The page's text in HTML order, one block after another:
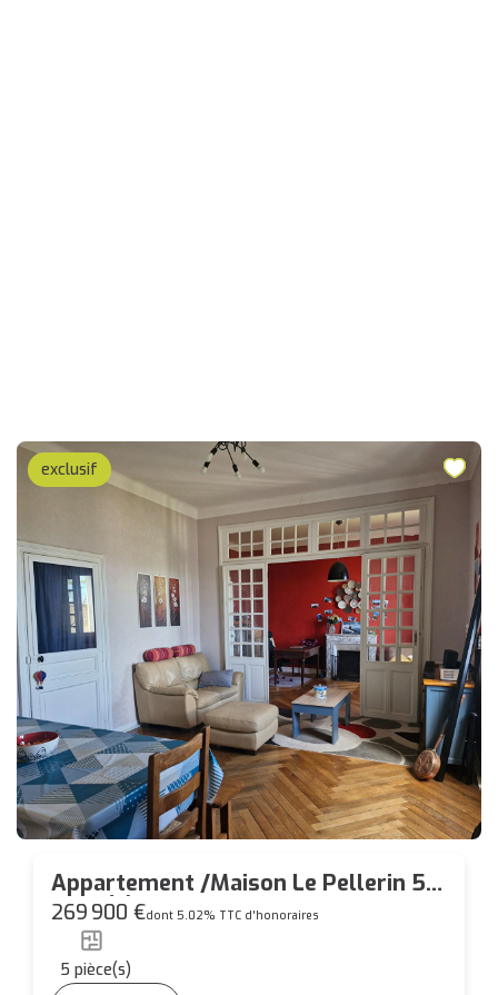
exclusif
Appartement /Maison Le Pellerin 5
pièce(s) 102 m2
269 900 €dont 5.02% TTC d'honoraires
5 pièce(s)